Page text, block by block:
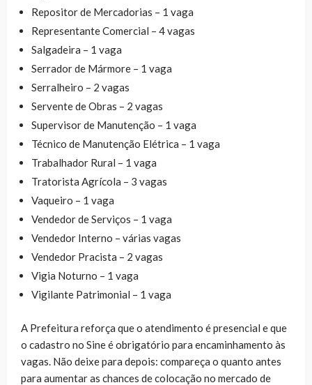
Repositor de Mercadorias – 1 vaga
Representante Comercial – 4 vagas
Salgadeira – 1 vaga
Serrador de Mármore – 1 vaga
Serralheiro – 2 vagas
Servente de Obras – 2 vagas
Supervisor de Manutenção – 1 vaga
Técnico de Manutenção Elétrica – 1 vaga
Trabalhador Rural – 1 vaga
Tratorista Agrícola – 3 vagas
Vaqueiro – 1 vaga
Vendedor de Serviços – 1 vaga
Vendedor Interno – várias vagas
Vendedor Pracista – 2 vagas
Vigia Noturno – 1 vaga
Vigilante Patrimonial – 1 vaga
A Prefeitura reforça que o atendimento é presencial e que
o cadastro no Sine é obrigatório para encaminhamento às
vagas. Não deixe para depois: compareça o quanto antes
para aumentar as chances de colocação no mercado de